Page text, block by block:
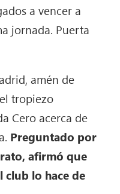
a vencer a
jornada. Puerta
amén de
tropiezo
Cero acerca de
Preguntado por
afirmó que
club lo hace de